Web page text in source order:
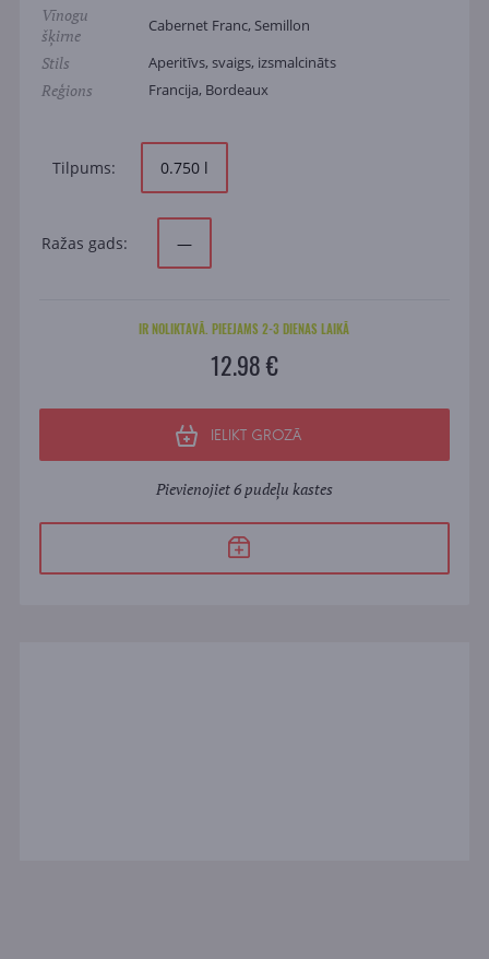
Vīnogu
šķirne
Cabernet Franc, Semillon
Stils Aperitīvs, svaigs, izsmalcināts
Reģions Francija, Bordeaux
Tilpums: 0.750 l
Ražas gads: —
IR NOLIKTAVĀ. PIEEJAMS 2-3 DIENAS LAIKĀ
12.98 €
IELIKT GROZĀ
Pievienojiet 6 pudeļu kastes